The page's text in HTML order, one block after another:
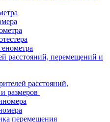
расстояний, перемещений и
расстояний,
размеров
перемещения